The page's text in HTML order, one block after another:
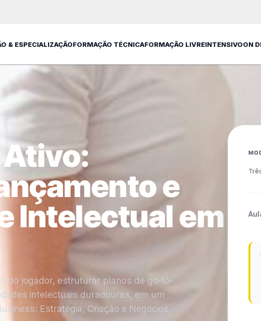
& ESPECIALIZAÇÃOFORMAÇÃO TÉCNICAFORMAÇÃO LIVREINTENSIVOON
Ativo:
e
Intelectual em
do jogador, estruturar planos de go-to-
intelectuais duradouras, em um
Estratégia, Criação e Negócios